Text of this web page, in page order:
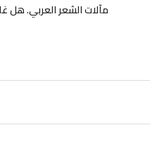
مآلات الشعر العربي. هل